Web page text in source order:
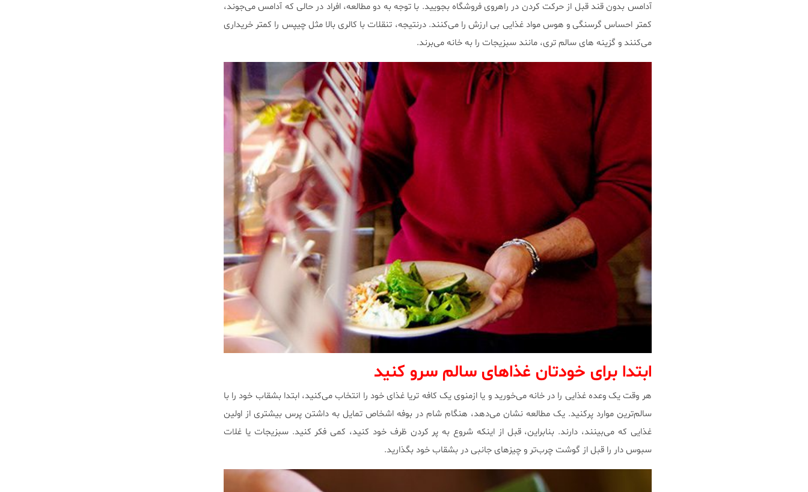
آدامس بدون قند قبل از حرکت کردن در راهروی فروشگاه بجویید. با توجه به دو مطالعه، افراد در حالی که آدامس می‌جوند،
کمتر احساس گرسنگی و هوس مواد غذایی بی ارزش را می‌کنند. درنتیجه، تنقلات با کالری بالا مثل چیپس را کمتر خریداری
می‌کنند و گزینه های سالم تری، مانند سبزیجات را به خانه می‌برند.
ابتدا برای خودتان غذاهای سالم سرو کنید
هر وقت یک وعده غذایی را در خانه می‌خورید و یا ازمنوی یک کافه تریا غذای خود را انتخاب می‌کنید، ابتدا بشقاب خود را با
سالم‌ترین موارد پرکنید. یک مطالعه نشان می‌دهد، هنگام شام در بوفه اشخاص تمایل به داشتن پرس بیشتری از اولین
غذایی که می‌بینند، دارند. بنابراین، قبل از اینکه شروع به پر کردن ظرف خود کنید، کمی فکر کنید. سبزیجات یا غلات
سبوس دار را قبل از گوشت چرب‌تر و چیزهای جانبی در بشقاب خود بگذارید.